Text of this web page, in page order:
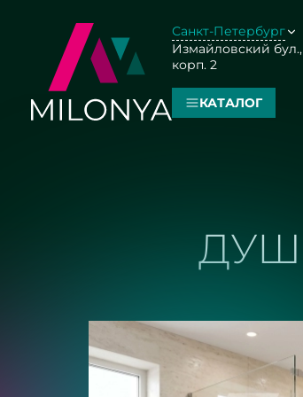
Санкт-Петербург
Измайловский бул.,
корп. 2
КАТАЛОГ